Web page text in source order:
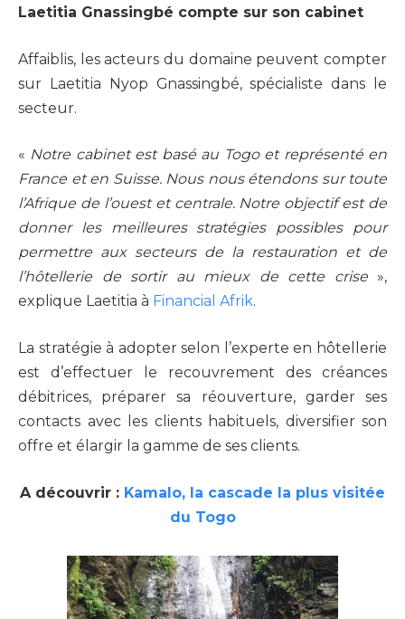
Laetitia Gnassingbé compte sur son cabinet
Affaiblis, les acteurs du domaine peuvent compter
sur Laetitia Nyop Gnassingbé, spécialiste dans le
secteur.
« Notre cabinet est basé au Togo et représenté en
France et en Suisse. Nous nous étendons sur toute
l’Afrique de l’ouest et centrale. Notre objectif est de
donner les meilleures stratégies possibles pour
permettre aux secteurs de la restauration et de
l’hôtellerie de sortir au mieux de cette crise»,
explique Laetitia à Financial Afrik.
La stratégie à adopter selon l’experte en hôtellerie
est d’effectuer le recouvrement des créances
débitrices, préparer sa réouverture, garder ses
contacts avec les clients habituels, diversifier son
offre et élargir la gamme de ses clients.
A découvrir : Kamalo, la cascade la plus visitée
du Togo